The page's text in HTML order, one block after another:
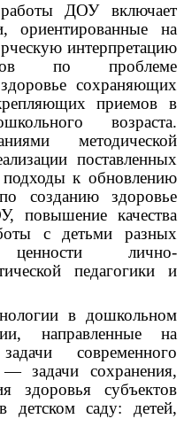
работы ДОУвключает
ориентированные на
интерпретацию
по проблеме
сохраняющих
приемов в
возраста.
методической
поставленных
подходы к обновлению
созданию здоровье
повышение качества
с детьми разных
лично-
педагогики и
в дошкольном
направленные на
современного
задачи сохранения,
здоровья субъектов
детском саду: детей,